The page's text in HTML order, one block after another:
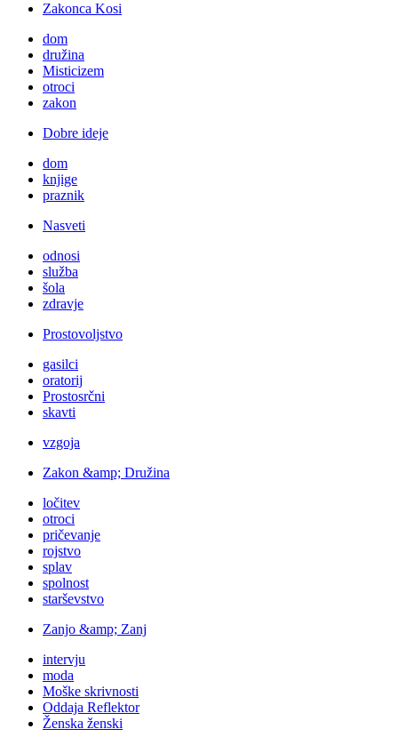
Zakonca Kosi
dom
družina
Misticizem
otroci
zakon
Dobre ideje
dom
knjige
praznik
Nasveti
odnosi
služba
šola
zdravje
Prostovoljstvo
gasilci
oratorij
Prostosrčni
skavti
vzgoja
Zakon &amp; Družina
ločitev
otroci
pričevanje
rojstvo
splav
spolnost
starševstvo
Zanjo &amp; Zanj
intervju
moda
Moške skrivnosti
Oddaja Reflektor
Ženska ženski